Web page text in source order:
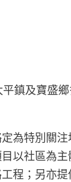
鎮及寶盛
為特別關
以社區為
程；另亦